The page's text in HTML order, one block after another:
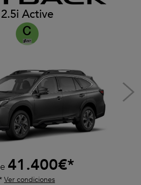
2.5i Active
41.400€*
Ver condiciones